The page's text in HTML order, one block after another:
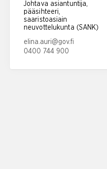
Johtava asiantuntija,
pääsihteeri,
saaristoasiain
neuvottelukunta (SANK)
Sähköpostiosoite:
elina.auri@gov.fi
Puhelinnumero:
0400 744 900